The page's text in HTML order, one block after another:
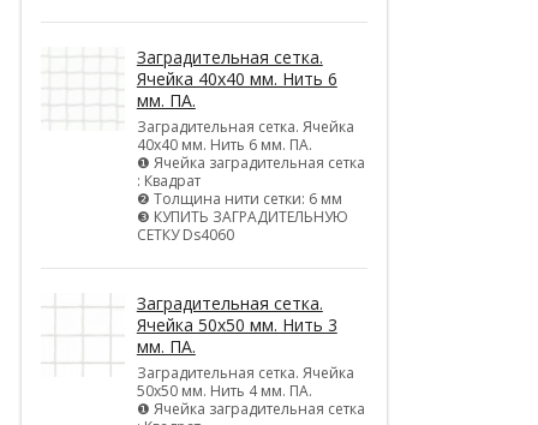
Заградительная сетка.
Ячейка 40х40 мм. Нить 6
мм. ПА.
Заградительная сетка. Ячейка
40х40 мм. Нить 6 мм. ПА.
❶ Ячейка заградительная сетка
: Квадрат
❷ Толщина нити сетки: 6 мм
❸ КУПИТЬ ЗАГРАДИТЕЛЬНУЮ
СЕТКУ Ds4060
Заградительная сетка.
Ячейка 50х50 мм. Нить 3
мм. ПА.
Заградительная сетка. Ячейка
50х50 мм. Нить 4 мм. ПА.
❶ Ячейка заградительная сетка